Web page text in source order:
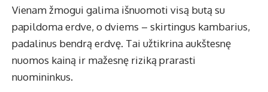
Vienam žmogui galima išnuomoti visą butą su
papildoma erdve, o dviems – skirtingus kambarius,
padalinus bendrą erdvę. Tai užtikrina aukštesnę
nuomos kainą ir mažesnę riziką prarasti
nuomininkus.